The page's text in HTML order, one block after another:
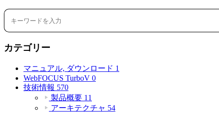
カテゴリー
マニュアル, ダウンロード 1
WebFOCUS TurboV 0
技術情報 570
製品概要 11
アーキテクチャ 54